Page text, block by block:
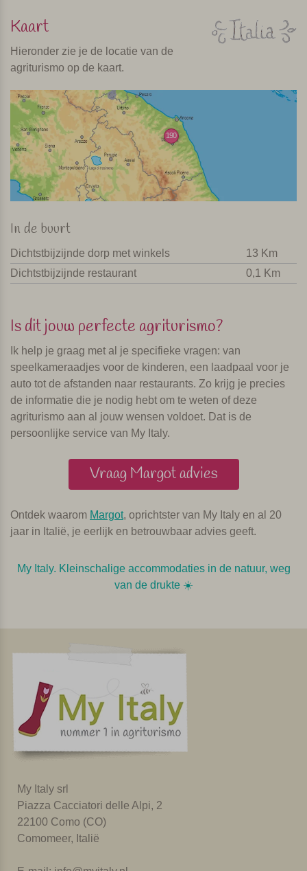
Kaart
Hieronder zie je de locatie van de
agriturismo op de kaart.
190
In de buurt
Dichtstbijzijnde dorp met winkels
13 Km
Dichtstbijzijnde restaurant
0,1 Km
Is dit jouw perfecte agriturismo?
Ik help je graag met al je specifieke vragen: van
speelkameraadjes voor de kinderen, een laadpaal voor je
auto tot de afstanden naar restaurants. Zo krijg je precies
de informatie die je nodig hebt om te weten of deze
agriturismo aan al jouw wensen voldoet. Dat is de
persoonlijke service van My Italy.
Vraag Margot advies
Ontdek waarom Margot, oprichtster van My Italy en al 20
jaar in Italië, je eerlijk en betrouwbaar advies geeft.
My Italy. Kleinschalige accommodaties in de natuur, weg
van de drukte ☀️️
My Italy srl
Piazza Cacciatori delle Alpi, 2
22100 Como (CO)
Comomeer, Italië